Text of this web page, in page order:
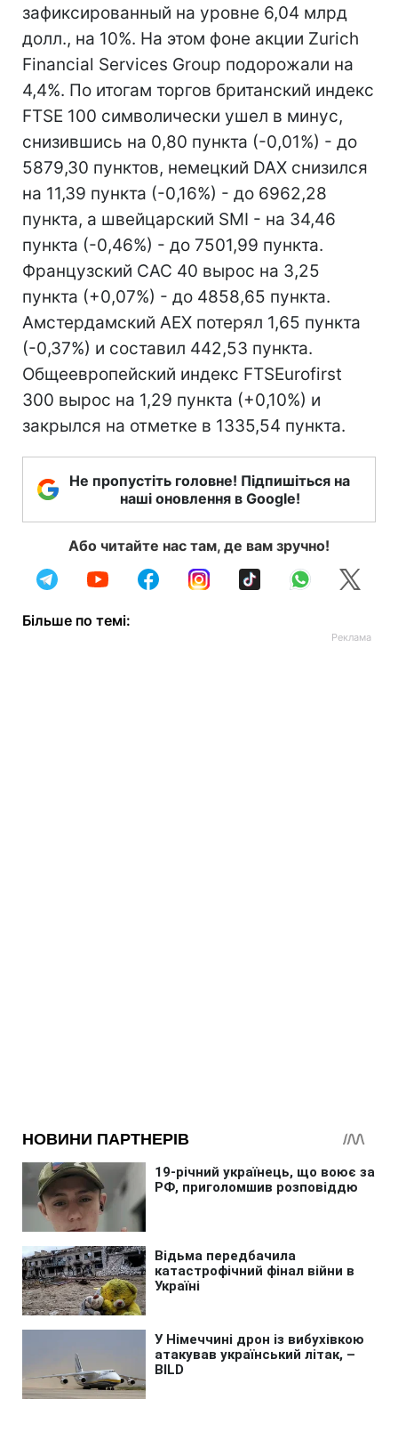
зафиксированный на уровне 6,04 млрд
долл., на 10%. На этом фоне акции Zurich
Financial Services Group подорожали на
4,4%. По итогам торгов британский индекс
FTSE 100 символически ушел в минус,
снизившись на 0,80 пункта (-0,01%) - до
5879,30 пунктов, немецкий DAX снизился
на 11,39 пункта (-0,16%) - до 6962,28
пункта, а швейцарский SMI - на 34,46
пункта (-0,46%) - до 7501,99 пункта.
Французский CAC 40 вырос на 3,25
пункта (+0,07%) - до 4858,65 пункта.
Амстердамский AEX потерял 1,65 пункта
(-0,37%) и составил 442,53 пункта.
Общеевропейский индекс FTSEurofirst
300 вырос на 1,29 пункта (+0,10%) и
закрылся на отметке в 1335,54 пункта.
Не пропустіть головне! Підпишіться на
наші оновлення в Google!
Або читайте нас там, де вам зручно!
Більше по темі: